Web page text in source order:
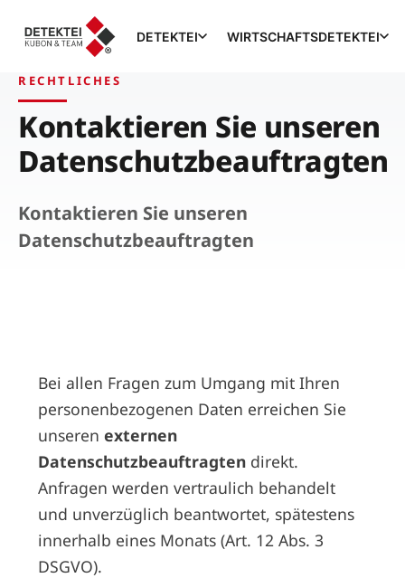
DETEKTEI WIRTSCHAFTSDETEKTEI
RECHTLICHES
Kontaktieren Sie unseren
Datenschutzbeauftragten
Kontaktieren Sie unseren
Datenschutzbeauftragten
Bei allen Fragen zum Umgang mit Ihren
personenbezogenen Daten erreichen Sie
unserenexternen
Datenschutzbeauftragten direkt.
Anfragen werden vertraulich behandelt
und unverzüglich beantwortet, spätestens
innerhalb eines Monats (Art. 12 Abs. 3
DSGVO).